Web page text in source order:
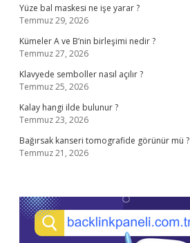
Yüze bal maskesi ne işe yarar ?
Temmuz 29, 2026
Kümeler A ve B’nin birleşimi nedir ?
Temmuz 27, 2026
Klavyede semboller nasıl açılır ?
Temmuz 25, 2026
Kalay hangi ilde bulunur ?
Temmuz 23, 2026
Bağırsak kanseri tomografide görünür mü ?
Temmuz 21, 2026